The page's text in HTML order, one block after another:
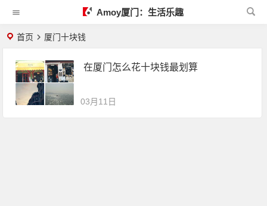
Amoy厦门：生活乐趣
首页 厦门十块钱
在厦门怎么花十块钱最划算
03月11日